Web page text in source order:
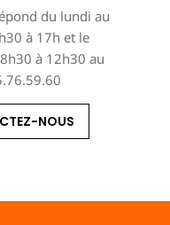
du lundi au
à 17h et le
à 12h30 au
NOUS